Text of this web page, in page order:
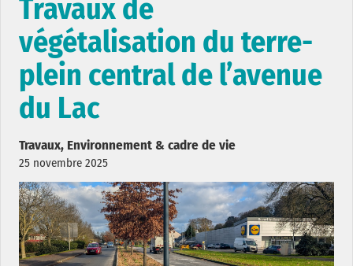
Travaux de
végétalisation du terre-
plein central de l’avenue
du Lac
Travaux, Environnement & cadre de vie
25 novembre 2025